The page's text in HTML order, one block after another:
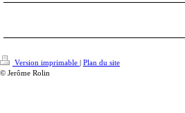
Version imprimable | Plan du site
© Jerôme Rolin